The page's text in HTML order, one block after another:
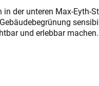
der unteren Max-Eyth-
und erlebbar machen.